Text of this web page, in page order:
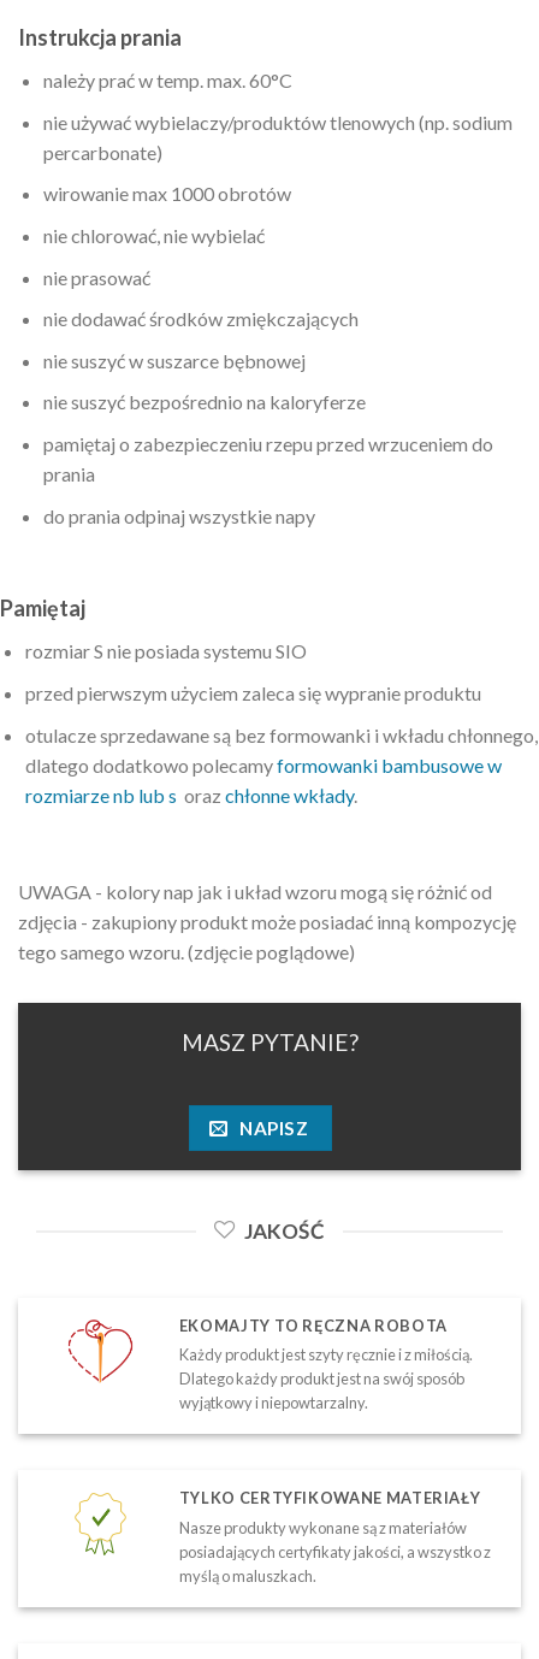
Instrukcja prania
należy prać w temp. max. 60°C
nie używać wybielaczy/produktów tlenowych (np. sodium
percarbonate)
wirowanie max 1000 obrotów
nie chlorować, nie wybielać
nie prasować
nie dodawać środków zmiękczających
nie suszyć w suszarce bębnowej
nie suszyć bezpośrednio na kaloryferze
pamiętaj o zabezpieczeniu rzepu przed wrzuceniem do
prania
do prania odpinaj wszystkie napy
Pamiętaj
rozmiar S nie posiada systemu SIO
przed pierwszym użyciem zaleca się wypranie produktu
otulacze sprzedawane są bez formowanki i wkładu chłonnego,
dlatego dodatkowo polecamyformowanki bambusowe w
rozmiarze nb lub s oraz chłonne wkłady.
UWAGA - kolory nap jak i układ wzoru mogą się różnić od
zdjęcia - zakupiony produkt może posiadać inną kompozycję
tego samego wzoru. (zdjęcie poglądowe)
MASZ PYTANIE?
NAPISZ
JAKOŚĆ
EKOMAJTY TO RĘCZNA ROBOTA
Każdy produkt jest szyty ręcznie i z miłością.
Dlatego każdy produkt jest na swój sposób
wyjątkowy i niepowtarzalny.
TYLKO CERTYFIKOWANE MATERIAŁY
Nasze produkty wykonane są z materiałów
posiadających certyfikaty jakości, a wszystko z
myślą o maluszkach.